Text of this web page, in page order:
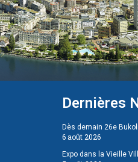
Dernières
Dès demain 26e
6 août 2026
Expo dans la Vieille